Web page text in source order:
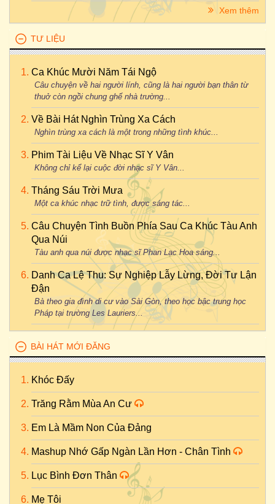
Xem thêm
TƯ LIỆU
Ca Khúc Mười Năm Tái Ngộ
Câu chuyện về hai người lính, cũng là hai người bạn thân từ
thuở còn ngồi chung ghế nhà trường...
Về Bài Hát Nghìn Trùng Xa Cách
Nghìn trùng xa cách là một trong những tình khúc...
Phim Tài Liệu Về Nhạc Sĩ Y Vân
Không chỉ kể lại cuộc đời nhạc sĩ Y Vân...
Tháng Sáu Trời Mưa
Một ca khúc nhạc trữ tình, được sáng tác...
Câu Chuyện Tình Buồn Phía Sau Ca Khúc Tàu Anh
Qua Núi
Tàu anh qua núi được nhạc sĩ Phan Lạc Hoa sáng...
Danh Ca Lệ Thu: Sự Nghiệp Lẫy Lừng, Đời Tư Lận
Đận
Bà theo gia đình di cư vào Sài Gòn, theo học bậc trung học
Pháp tại trường Les Lauriers...
BÀI HÁT MỚI ĐĂNG
Khóc Đấy
Trăng Rằm Mùa An Cư
Em Là Mầm Non Của Đảng
Mashup Nhớ Gấp Ngàn Lần Hơn - Chân Tình
Lục Bình Đơn Thân
Mẹ Tôi